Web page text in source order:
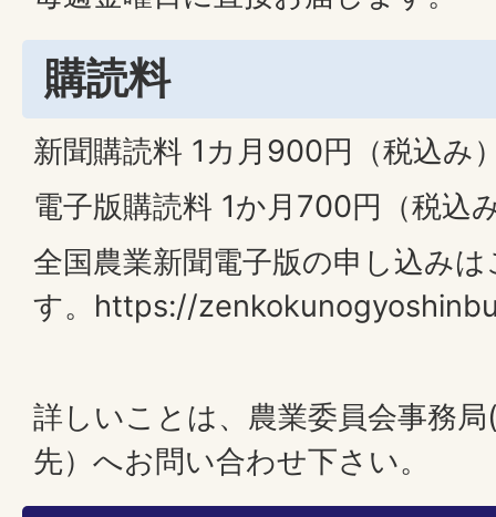
購読料
新聞購読料 1カ月900円（税込み
電子版購読料 1か月700円（税込
全国農業新聞電子版の申し込み
す。https://
詳しいことは、農業委員会事務
先）へお問い合わせ下さい。